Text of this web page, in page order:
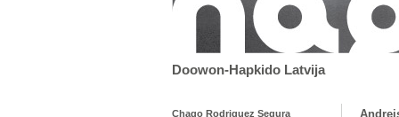
Doowon-Hapkido Latvija
Chago Rodriguez Segura